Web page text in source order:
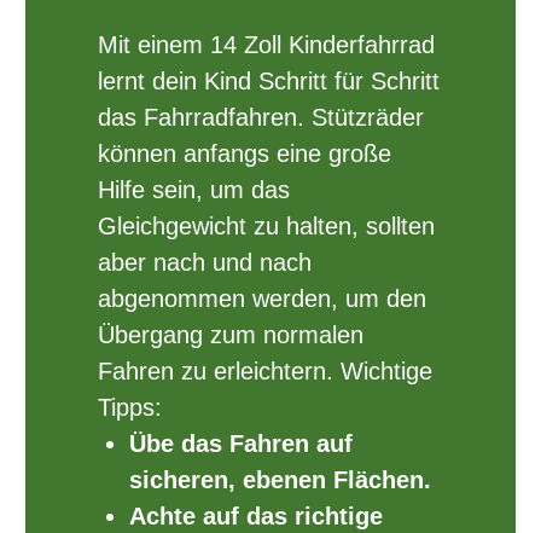
Mit einem 14 Zoll Kinderfahrrad
lernt dein Kind Schritt für Schritt
das Fahrradfahren. Stützräder
können anfangs eine große
Hilfe sein, um das
Gleichgewicht zu halten, sollten
aber nach und nach
abgenommen werden, um den
Übergang zum normalen
Fahren zu erleichtern. Wichtige
Tipps:
Übe das Fahren auf
sicheren, ebenen Flächen.
Achte auf das richtige